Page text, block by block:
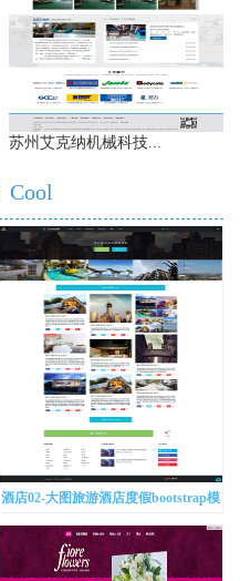
苏州艾克纳机械科技...
Cool
酒店02-大图旅游酒店度假bootstrap模
板